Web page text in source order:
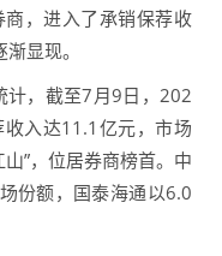
，进入了承销保荐收
显现。
，截至7月9日，202
入达11.1亿元，市场
”，位居券商榜首。中
份额，国泰海通以6.0